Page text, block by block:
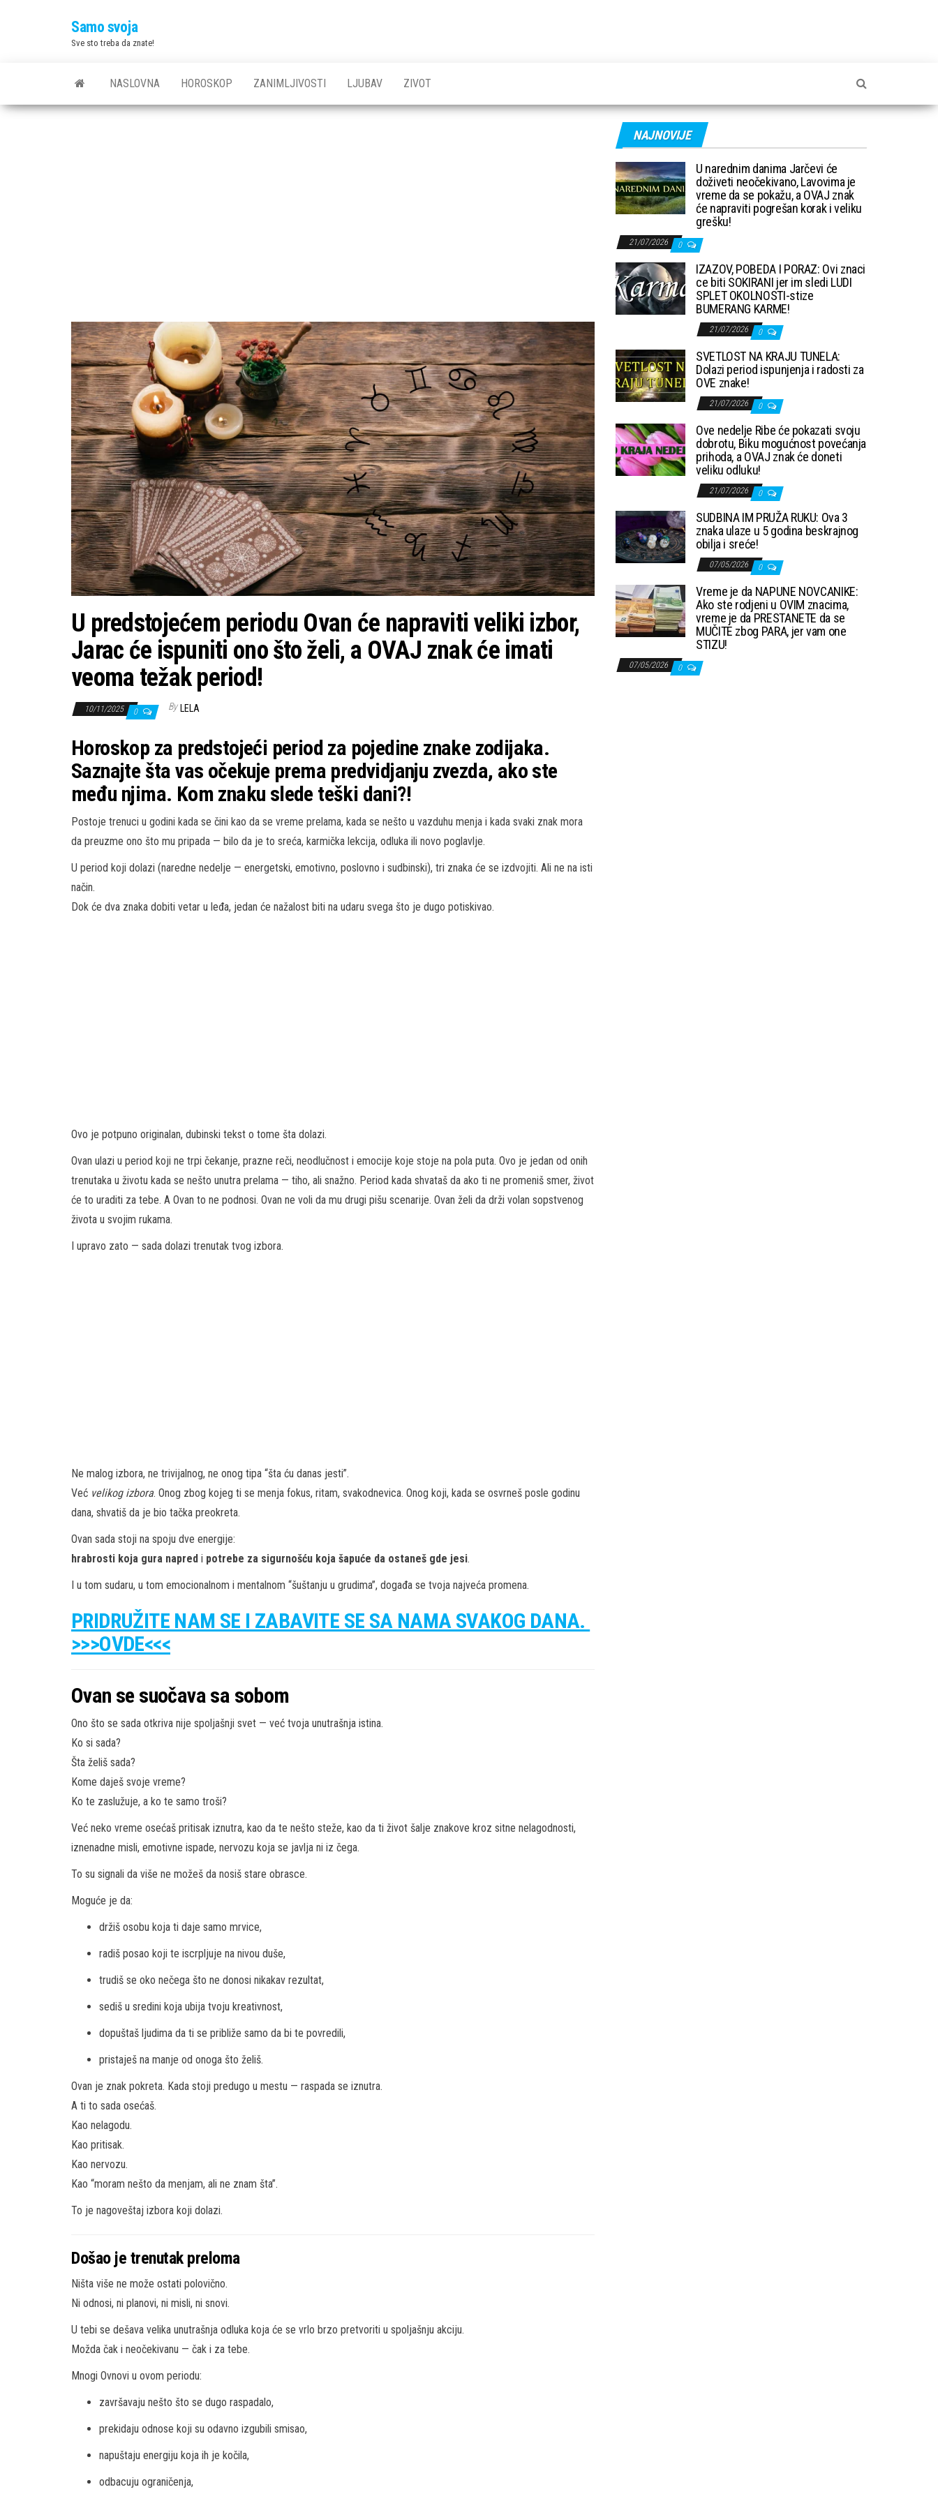
Samo svoja
Sve sto treba da znate!
NASLOVNA HOROSKOP ZANIMLJIVOSTI LJUBAV ZIVOT
U predstojećem periodu Ovan će napraviti veliki izbor,
Jarac će ispuniti ono što želi, a OVAJ znak će imati
veoma težak period!
10/11/2025 0 By LELA
Horoskop za predstojeći period za pojedine znake zodijaka.
Saznajte šta vas očekuje prema predvidjanju zvezda, ako ste
među njima. Kom znaku slede teški dani?!
Postoje trenuci u godini kada se čini kao da se vreme prelama, kada se nešto u vazduhu menja i kada svaki znak mora
da preuzme ono što mu pripada — bilo da je to sreća, karmička lekcija, odluka ili novo poglavlje.
U period koji dolazi (naredne nedelje — energetski, emotivno, poslovno i sudbinski), tri znaka će se izdvojiti. Ali ne na isti
način.
Dok će dva znaka dobiti vetar u leđa, jedan će nažalost biti na udaru svega što je dugo potiskivao.
Ovo je potpuno originalan, dubinski tekst o tome šta dolazi.
Ovan ulazi u period koji ne trpi čekanje, prazne reči, neodlučnost i emocije koje stoje na pola puta. Ovo je jedan od onih
trenutaka u životu kada se nešto unutra prelama — tiho, ali snažno. Period kada shvataš da ako ti ne promeniš smer, život
će to uraditi za tebe. A Ovan to ne podnosi. Ovan ne voli da mu drugi pišu scenarije. Ovan želi da drži volan sopstvenog
života u svojim rukama.
I upravo zato — sada dolazi trenutak tvog izbora.
Ne malog izbora, ne trivijalnog, ne onog tipa “šta ću danas jesti”.
Već velikog izbora. Onog zbog kojeg ti se menja fokus, ritam, svakodnevica. Onog koji, kada se osvrneš posle godinu
dana, shvatiš da je bio tačka preokreta.
Ovan sada stoji na spoju dve energije:
hrabrosti koja gura napred i potrebe za sigurnošću koja šapuće da ostaneš gde jesi.
I u tom sudaru, u tom emocionalnom i mentalnom “šuštanju u grudima”, događa se tvoja najveća promena.
PRIDRUŽITE NAM SE I ZABAVITE SE SA NAMA SVAKOG DANA.
>>>OVDE<<<
Ovan se suočava sa sobom
Ono što se sada otkriva nije spoljašnji svet — već tvoja unutrašnja istina.
Ko si sada?
Šta želiš sada?
Kome daješ svoje vreme?
Ko te zaslužuje, a ko te samo troši?
Već neko vreme osećaš pritisak iznutra, kao da te nešto steže, kao da ti život šalje znakove kroz sitne nelagodnosti,
iznenadne misli, emotivne ispade, nervozu koja se javlja ni iz čega.
To su signali da više ne možeš da nosiš stare obrasce.
Moguće je da:
držiš osobu koja ti daje samo mrvice,
radiš posao koji te iscrpljuje na nivou duše,
trudiš se oko nečega što ne donosi nikakav rezultat,
sediš u sredini koja ubija tvoju kreativnost,
dopuštaš ljudima da ti se približe samo da bi te povredili,
pristaješ na manje od onoga što želiš.
Ovan je znak pokreta. Kada stoji predugo u mestu — raspada se iznutra.
A ti to sada osećaš.
Kao nelagodu.
Kao pritisak.
Kao nervozu.
Kao “moram nešto da menjam, ali ne znam šta”.
To je nagoveštaj izbora koji dolazi.
Došao je trenutak preloma
Ništa više ne može ostati polovično.
Ni odnosi, ni planovi, ni misli, ni snovi.
U tebi se dešava velika unutrašnja odluka koja će se vrlo brzo pretvoriti u spoljašnju akciju.
Možda čak i neočekivanu — čak i za tebe.
Mnogi Ovnovi u ovom periodu:
završavaju nešto što se dugo raspadalo,
prekidaju odnose koji su odavno izgubili smisao,
napuštaju energiju koja ih je kočila,
odbacuju ograničenja,
NAJNOVIJE
U narednim danima Jarčevi će
doživeti neočekivano, Lavovima je
vreme da se pokažu, a OVAJ znak
će napraviti pogrešan korak i veliku
grešku!
21/07/2026 0
IZAZOV, POBEDA I PORAZ: Ovi znaci
ce biti SOKIRANI jer im sledi LUDI
SPLET OKOLNOSTI-stize
BUMERANG KARME!
21/07/2026 0
SVETLOST NA KRAJU TUNELA:
Dolazi period ispunjenja i radosti za
OVE znake!
21/07/2026 0
Ove nedelje Ribe će pokazati svoju
dobrotu, Biku mogućnost povećanja
prihoda, a OVAJ znak će doneti
veliku odluku!
21/07/2026 0
SUDBINA IM PRUŽA RUKU: Ova 3
znaka ulaze u 5 godina beskrajnog
obilja i sreće!
07/05/2026 0
Vreme je da NAPUNE NOVCANIKE:
Ako ste rodjeni u OVIM znacima,
vreme je da PRESTANETE da se
MUČITE zbog PARA, jer vam one
STIZU!
07/05/2026 0